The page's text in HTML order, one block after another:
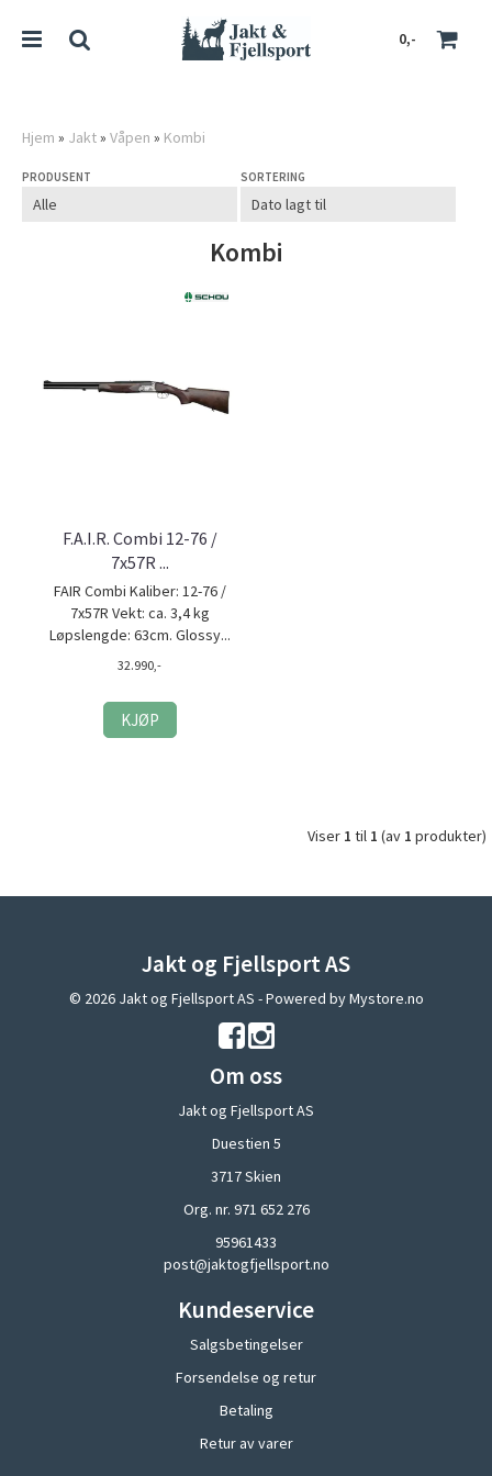
0,-
Hjem » Jakt» Våpen » Kombi
PRODUSENT SORTERING
Kombi
F.A.I.R. Combi 12-76 /
7x57R ...
FAIR Combi Kaliber: 12-76 /
7x57R Vekt: ca. 3,4 kg
Løpslengde: 63cm. Glossy...
32.990,-
KJØP
Viser 1 til 1 (av 1 produkter)
Jakt og Fjellsport AS
© 2026 Jakt og Fjellsport AS - Powered byMystore.no
Om oss
Jakt og Fjellsport AS
Duestien 5
3717 Skien
Org. nr. 971 652 276
95961433
post@jaktogfjellsport.no
Kundeservice
Salgsbetingelser
Forsendelse og retur
Betaling
Retur av varer